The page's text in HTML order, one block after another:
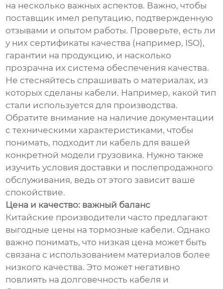
на несколько важных аспектов. Важно, чтобы
поставщик имел репутацию, подтвержденную
отзывами и опытом работы. Проверьте, есть ли
у них сертификаты качества (например, ISO),
гарантии на продукцию, и насколько
прозрачна их система обеспечения качества.
Не стесняйтесь спрашивать о материалах, из
которых сделаны кабели. Например, какой тип
стали используется для производства.
Обратите внимание на наличие документации
с техническими характеристиками, чтобы
понимать, подходит ли кабель для вашей
конкретной модели грузовика. Нужно также
изучить условия доставки и послепродажного
обслуживания, ведь от этого зависит ваше
спокойствие.
Цена и качество: важный баланс
Китайские производители часто предлагают
выгодные цены на тормозные кабели. Однако
важно понимать, что низкая цена может быть
связана с использованием материалов более
низкого качества. Это может негативно
повлиять на долговечность кабеля и